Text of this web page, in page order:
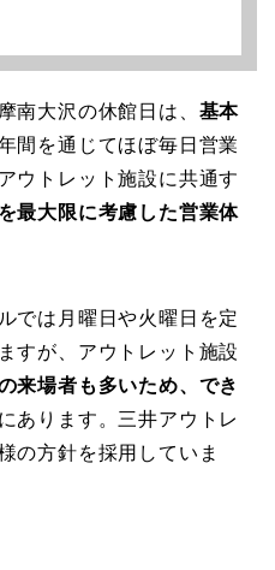
南大沢の休館日は、 基本
間を通じてほぼ毎日営業
ウトレット施設に共通す
最大限に考慮した営業体
では月曜日や火曜日を定
すが、アウトレット施設
来場者も多いため、でき
にあります。三井アウトレ
の方針を採用していま